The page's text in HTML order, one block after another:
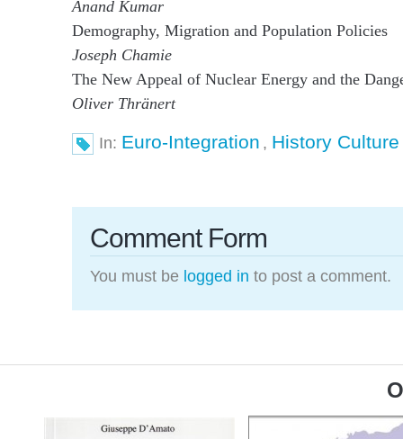
Anand Kumar
Demography, Migration and Population Policies
Joseph Chamie
The New Appeal of Nuclear Energy and the
Oliver Thränert
In: Euro-Integration , History Culture
Comment Form
You must be logged in to post a comment.